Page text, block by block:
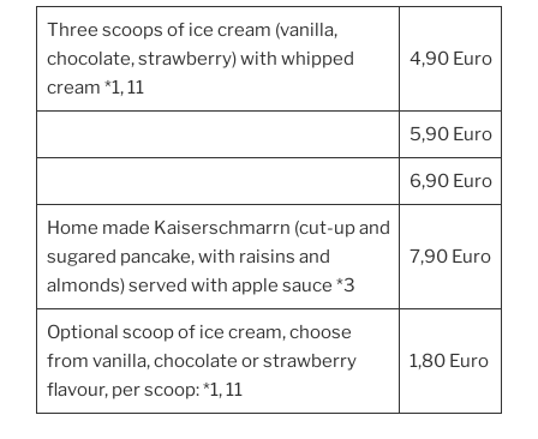
Three scoops of ice cream (vanilla,
chocolate, strawberry) with whipped
cream *1, 11
4,90 Euro
5,90 Euro
6,90 Euro
Home made Kaiserschmarrn (cut-up and
sugared pancake, with raisins and
almonds) served with apple sauce *3
7,90 Euro
Optional scoop of ice cream, choose
from vanilla, chocolate or strawberry
flavour, per scoop: *1, 11
1,80 Euro